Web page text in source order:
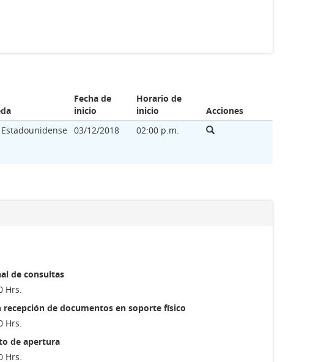
Fecha de
inicio
Horario de
inicio
Acciones
03/12/2018 02:00 p.m.
de consultas
Hrs.
recepción de documentos en soporte físico
Hrs.
de apertura
Hrs.